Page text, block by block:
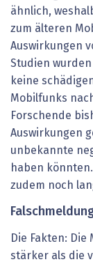
ähnlich,
zum älteren
Auswirkungen
Studien
keine
Mobilfunks
Forschende
Auswirkungen
unbekannte
haben
zudem noch
Die Fakten:
stärker als die